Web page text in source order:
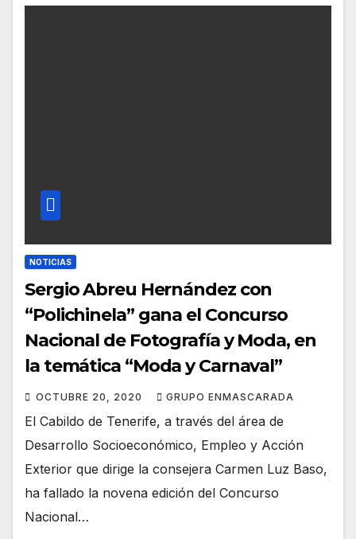
NOTICIAS
Sergio Abreu Hernández con
“Polichinela” gana el Concurso
Nacional de Fotografía y Moda, en
la temática “Moda y Carnaval”
OCTUBRE 20, 2020 GRUPO ENMASCARADA
El Cabildo de Tenerife, a través del área de
Desarrollo Socioeconómico, Empleo y Acción
Exterior que dirige la consejera Carmen Luz Baso,
ha fallado la novena edición del Concurso
Nacional…